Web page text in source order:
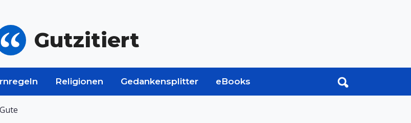
Gutzitiert
Religionen Gedankensplitter eBooks